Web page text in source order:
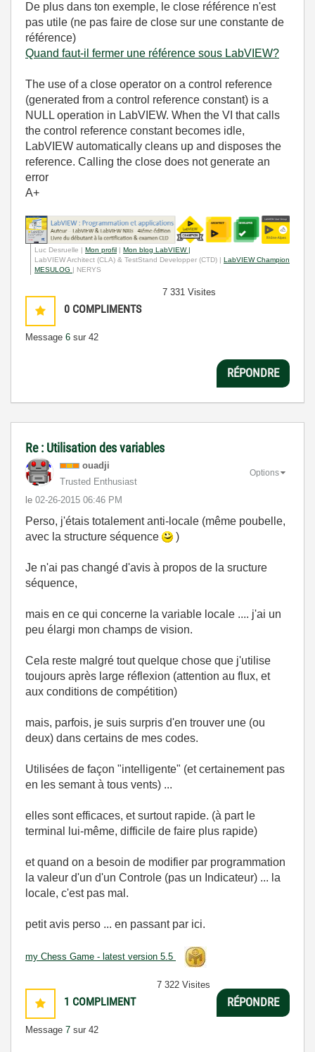
De plus dans ton exemple, le close référence n'est
pas utile (ne pas faire de close sur une constante de
référence)
Quand faut-il fermer une référence sous LabVIEW?
The use of a close operator on a control reference
(generated from a control reference constant) is a
NULL operation in LabVIEW. When the VI that calls
the control reference constant becomes idle,
LabVIEW automatically cleans up and disposes the
reference. Calling the close does not generate an
error
A+
Luc Desruelle | Mon profil | Mon blog LabVIEW |
LabVIEW Architect (CLA) & TestStand Developper (CTD) | LabVIEW Champion
MESULOG | NERYS
0 COMPLIMENTS
Message 6 sur 42
7 331 Visites
RÉPONDRE
Re : Utilisation des variables
ouadji
Trusted Enthusiast
le ‎02-26-2015 06:46 PM
Options
Perso, j'étais totalement anti-locale (même poubelle,
avec la structure séquence
)
Je n'ai pas changé d'avis à propos de la sructure
séquence,
mais en ce qui concerne la variable locale .... j'ai un
peu élargi mon champs de vision.
Cela reste malgré tout quelque chose que j'utilise
toujours après large réflexion (attention au flux, et
aux conditions de compétition)
mais, parfois, je suis surpris d'en trouver une (ou
deux) dans certains de mes codes.
Utilisées de façon "intelligente" (et certainement pas
en les semant à tous vents) ...
elles sont efficaces, et surtout rapide. (à part le
terminal lui-même, difficile de faire plus rapide)
et quand on a besoin de modifier par programmation
la valeur d'un d'un Controle (pas un Indicateur) ... la
locale, c'est pas mal.
petit avis perso ... en passant par ici.
my Chess Game - latest version 5.5
1 COMPLIMENT
Message 7 sur 42
7 322 Visites
RÉPONDRE